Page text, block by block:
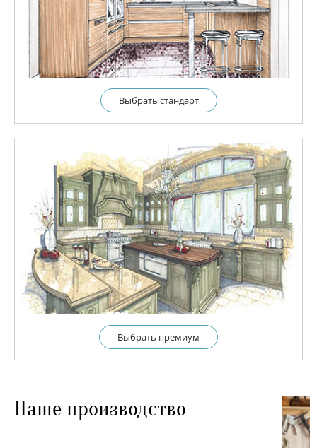
Выбрать cтандарт
Выбрать премиум
Наше производство